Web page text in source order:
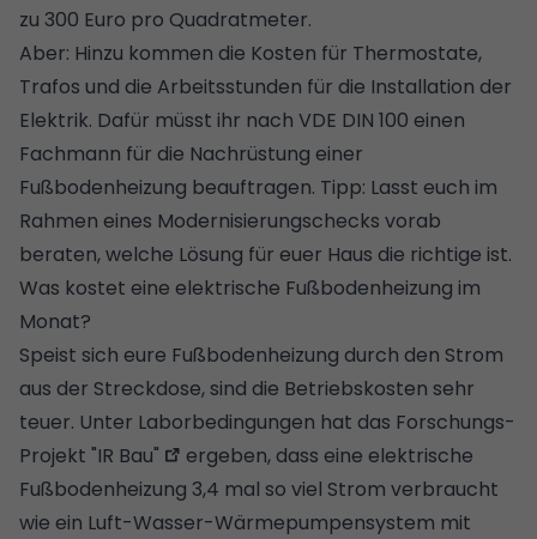
zu 300 Euro pro Quadratmeter.
Aber: Hinzu kommen die Kosten für Thermostate,
Trafos und die Arbeitsstunden für die Installation der
Elektrik. Dafür müsst ihr nach VDE DIN 100 einen
Fachmann für die Nachrüstung einer
Fußbodenheizung beauftragen. Tipp: Lasst euch im
Rahmen eines Modernisierungschecks vorab
beraten, welche Lösung für euer Haus die richtige ist.
Was kostet eine elektrische Fußbodenheizung im
Monat?
Speist sich eure Fußbodenheizung durch den Strom
aus der Streckdose, sind die Betriebskosten sehr
teuer. Unter Laborbedingungen hat das Forschungs-
Projekt "IR Bau"
ergeben, dass eine elektrische
Fußbodenheizung 3,4 mal so viel Strom verbraucht
wie ein Luft-Wasser-Wärmepumpensystem mit